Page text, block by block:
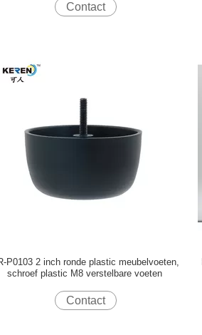
Contact
P0103 2 inch ronde plastic meubelvoeten,
schroef plastic M8 verstelbare voeten
Contact